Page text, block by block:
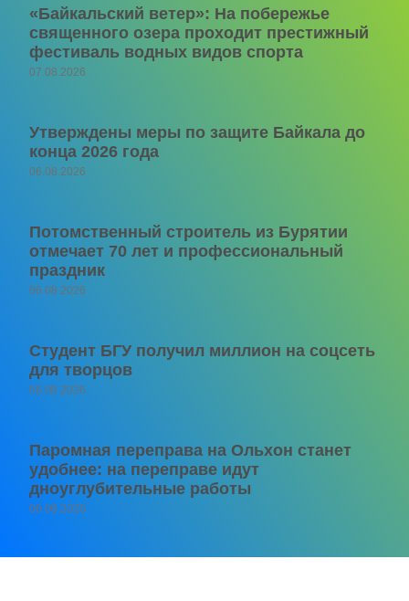
«Байкальский ветер»: На побережье
священного озера проходит престижный
фестиваль водных видов спорта
07.08.2026
Утверждены меры по защите Байкала до
конца 2026 года
06.08.2026
Потомственный строитель из Бурятии
отмечает 70 лет и профессиональный
праздник
06.08.2026
Студент БГУ получил миллион на соцсеть
для творцов
06.08.2026
Паромная переправа на Ольхон станет
удобнее: на переправе идут
дноуглубительные работы
06.08.2026